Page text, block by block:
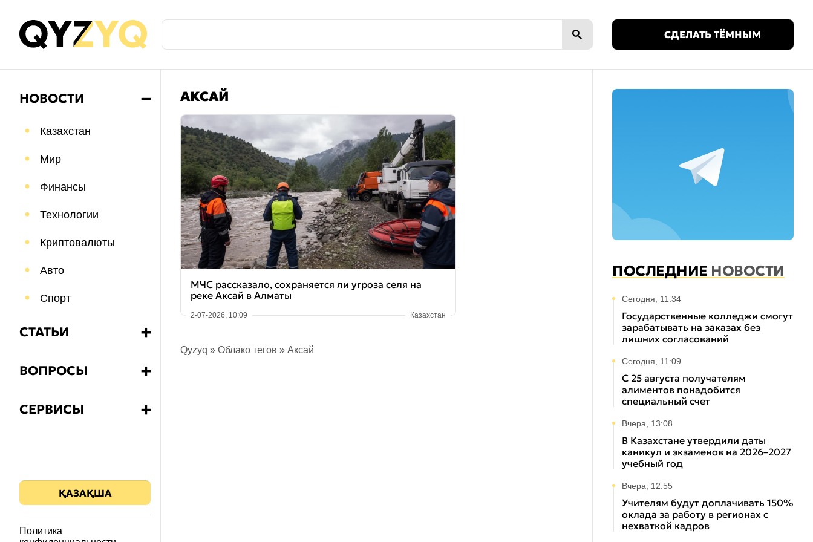
СДЕЛАТЬ ТЁМНЫМ
НОВОСТИ ➖
Казахстан
Мир
Финансы
Технологии
Криптовалюты
Авто
Спорт
СТАТЬИ ➕
Бизнес
Здоровье
ВОПРОСЫ ➕
Какой?
Почему?
Зачем?
СЕРВИСЫ ➕
ҚАЗАҚША
Политика
АКСАЙ
МЧС рассказало, сохраняется ли угроза селя на
реке Аксай в Алматы
2-07-2026, 10:09 Казахстан
Qyzyq » Облако тегов » Аксай
ПОСЛЕДНИЕ НОВОСТИ
Сегодня, 11:34
Государственные колледжи смогут
зарабатывать на заказах без
лишних согласований
Сегодня, 11:09
С 25 августа получателям
алиментов понадобится
специальный счет
Вчера, 13:08
В Казахстане утвердили даты
каникул и экзаменов на 2026–2027
учебный год
Вчера, 12:55
Учителям будут доплачивать 150%
оклада за работу в регионах с
нехваткой кадров